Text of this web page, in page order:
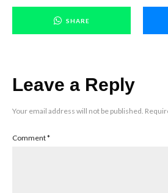
SHARE
Leave a Reply
Your email address will not be published.
Comment*